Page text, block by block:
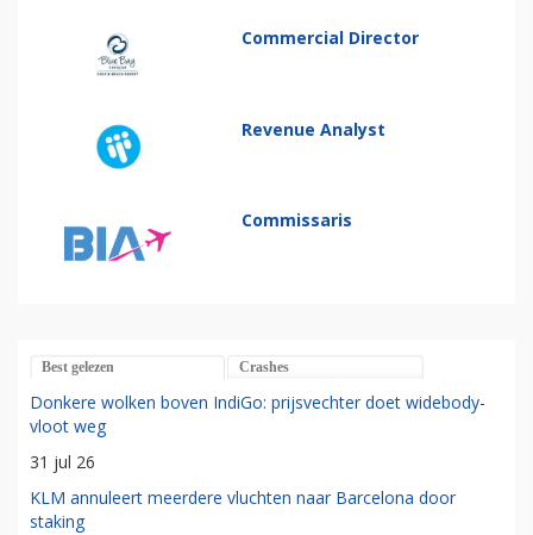
Commercial Director
Revenue Analyst
Commissaris
Best gelezen Crashes
Donkere wolken boven IndiGo: prijsvechter doet widebody-
vloot weg
31 jul 26
KLM annuleert meerdere vluchten naar Barcelona door
staking